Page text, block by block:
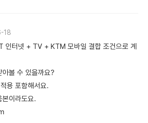
18
인터넷 + TV + KTM 모바일 결합 조건으로 계
볼 수 있을까요?
용 포함해서요.
본이라도요.